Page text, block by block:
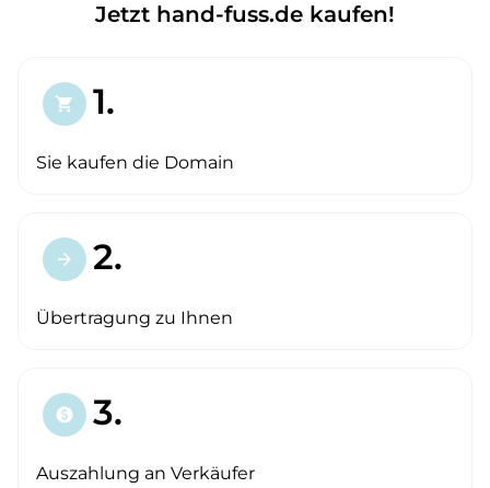
Jetzt hand-fuss.de kaufen!
shopping_cart 1.
Sie kaufen die Domain
arrow_forward 2.
Übertragung zu Ihnen
paid 3.
Auszahlung an Verkäufer